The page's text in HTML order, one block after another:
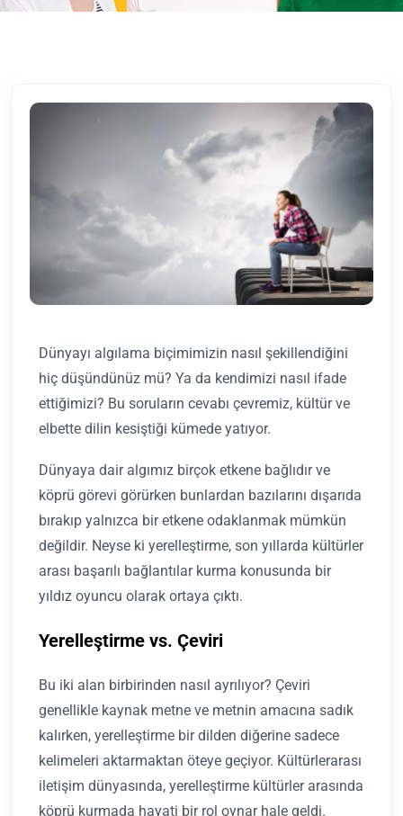
Dünyayı algılama biçimimizin nasıl şekillendiğini
hiç düşündünüz mü? Ya da kendimizi nasıl ifade
ettiğimizi? Bu soruların cevabı çevremiz, kültür ve
elbette dilin kesiştiği kümede yatıyor.
Dünyaya dair algımız birçok etkene bağlıdır ve
köprü görevi görürken bunlardan bazılarını dışarıda
bırakıp yalnızca bir etkene odaklanmak mümkün
değildir. Neyse ki yerelleştirme, son yıllarda kültürler
arası başarılı bağlantılar kurma konusunda bir
yıldız oyuncu olarak ortaya çıktı.
Yerelleştirme vs. Çeviri
Bu iki alan birbirinden nasıl ayrılıyor? Çeviri
genellikle kaynak metne ve metnin amacına sadık
kalırken, yerelleştirme bir dilden diğerine sadece
kelimeleri aktarmaktan öteye geçiyor. Kültürlerarası
iletişim dünyasında, yerelleştirme kültürler arasında
köprü kurmada hayati bir rol oynar hale geldi.